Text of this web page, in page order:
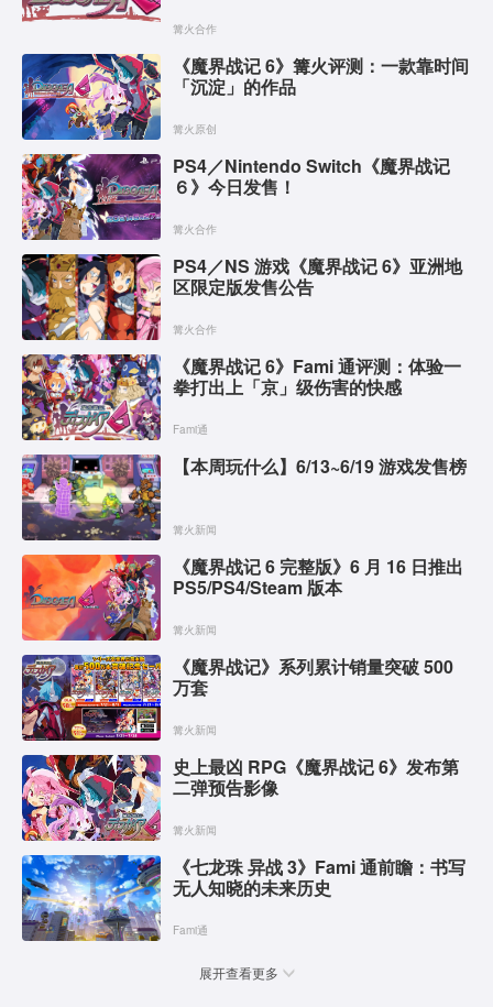
篝火合作
《魔界战记 6》篝火评测：一款靠时间
「沉淀」的作品
篝火原创
PS4／Nintendo Switch《魔界战记
６》今日发售！
篝火合作
PS4／NS 游戏《魔界战记 6》亚洲地
区限定版发售公告
篝火合作
《魔界战记 6》Fami 通评测：体验一
拳打出上「京」级伤害的快感
Fami通
【本周玩什么】6/13~6/19 游戏发售榜
篝火新闻
《魔界战记 6 完整版》6 月 16 日推出
PS5/PS4/Steam 版本
篝火新闻
《魔界战记》系列累计销量突破 500
万套
篝火新闻
史上最凶 RPG《魔界战记 6》发布第
二弹预告影像
篝火新闻
《七龙珠 异战 3》Fami 通前瞻：书写
无人知晓的未来历史
Fami通
展开查看更多